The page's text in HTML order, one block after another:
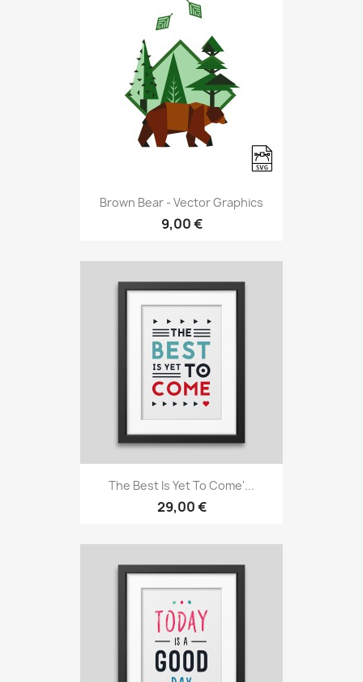
Brown Bear - Vector Graphics
9,00 €
The Best Is Yet To Come'...
29,00 €